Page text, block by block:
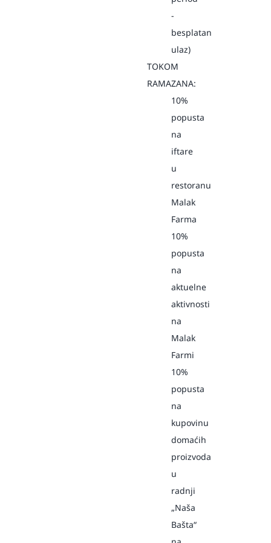
-
besplatan
ulaz)
TOKOM
RAMAZANA:
10%
popusta
na
iftare
u
restoranu
Malak
Farma
10%
popusta
na
aktuelne
aktivnosti
na
Malak
Farmi
10%
popusta
na
kupovinu
domaćih
proizvoda
u
radnji
„Naša
Bašta“